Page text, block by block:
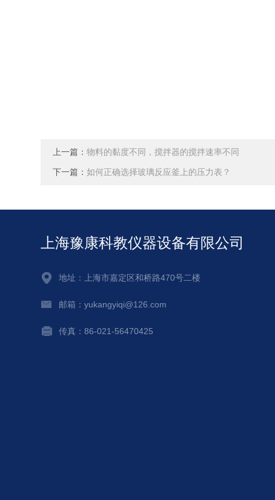
上一篇：物料的黏度不同，搅拌器的搅拌速率不同
下一篇：如何正确选择玻璃反应釜上的压力表？
上海豫康科教仪器设备有限公司
地址：上海市嘉定区和桥路470号二楼
邮箱：yukangyiqi@126.com
传真：86-021-56470425